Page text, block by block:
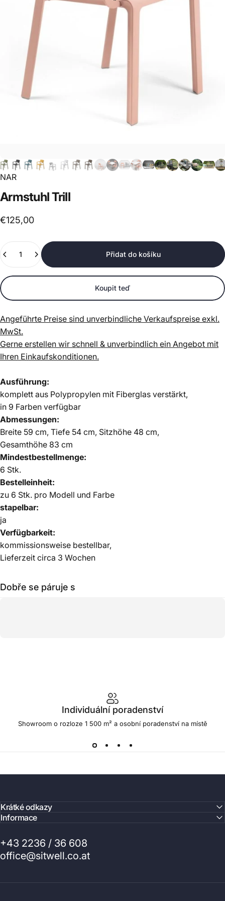
NAR
ArmstuhlTrill
€125,00
Množství
Přidat do košíku
Koupit teď
Angeführte Preise sind unverbindliche Verkaufspreise exkl.
MwSt.
Gerne erstellen wir schnell & unverbindlich ein Angebot mit
Ihren Einkaufskonditionen.
Ausführung:
komplett aus Polypropylen mit Fiberglas verstärkt,
in 9 Farben verfügbar
Abmessungen:
Breite 59 cm, Tiefe 54 cm, Sitzhöhe 48 cm,
Gesamthöhe 83 cm
Mindestbestellmenge:
6 Stk.
Bestelleinheit:
zu 6 Stk. pro Modell und Farbe
stapelbar:
ja
Verfügbarkeit:
kommissionsweise bestellbar,
Lieferzeit circa 3 Wochen
Dobře se páruje s
Individuální poradenství
Showroom o rozloze 1 500 m² a osobní poradenství na místě
Krátké odkazy
Informace
+43 2236 / 36 608
office@sitwell.co.at